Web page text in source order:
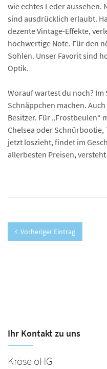
wie echtes Leder aussehen.
sind ausdrücklich erlaubt.
dezente Vintage-Effekte,
hochwertige Note. Für den
Sohlen. Unser Favorit sind
Optik.
Worauf wartest du noch?
Schnäppchen machen.
Besitzer. Für „Frostbeulen“
Chelsea oder Schnürbootie,
jetzt loszieht, findet im
allerbesten Preisen,
Vorheriger Eintrag
Ihr Kontakt zu uns
Kröse oHG